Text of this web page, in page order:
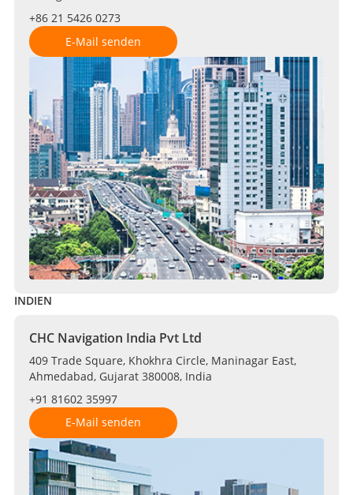
+86 21 5426 0273
E-Mail senden
INDIEN
CHC Navigation India Pvt Ltd
409 Trade Square, Khokhra Circle, Maninagar East,
Ahmedabad, Gujarat 380008, India
+91 81602 35997
E-Mail senden